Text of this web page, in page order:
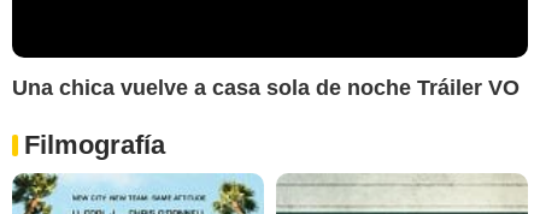
Una chica vuelve a casa sola de noche Tráiler VO
Filmografía